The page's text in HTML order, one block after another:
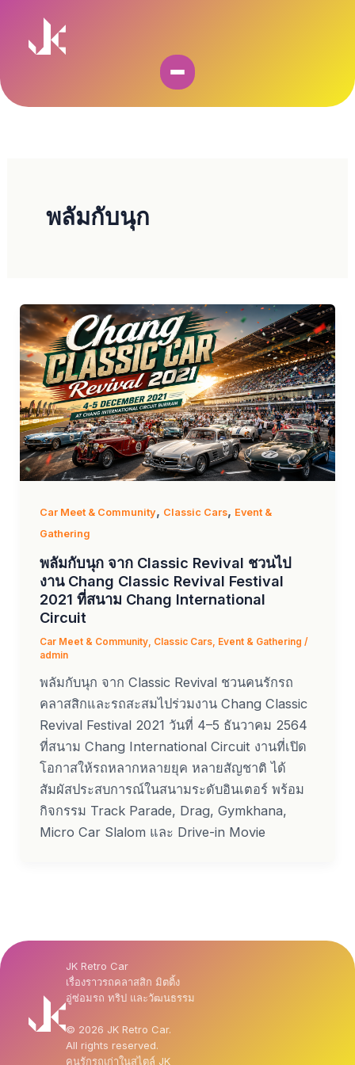
content
พลัมกับนุก
Car Meet & Community, Classic Cars, Event &
Gathering
พลัมกับนุก จาก Classic Revival ชวนไป
งาน Chang Classic Revival Festival
2021 ที่สนาม Chang International
Circuit
Car Meet & Community, Classic Cars, Event & Gathering /
admin
พลัมกับนุก จาก Classic Revival ชวนคนรักรถ
คลาสสิกและรถสะสมไปร่วมงาน Chang Classic
Revival Festival 2021 วันที่ 4–5 ธันวาคม 2564
ที่สนาม Chang International Circuit งานที่เปิด
โอกาสให้รถหลากหลายยุค หลายสัญชาติ ได้
สัมผัสประสบการณ์ในสนามระดับอินเตอร์ พร้อม
กิจกรรม Track Parade, Drag, Gymkhana,
Micro Car Slalom และ Drive-in Movie
JK Retro Car
เรื่องราวรถคลาสสิก มิตติ้ง
อู่ซ่อมรถ ทริป และวัฒนธรรม
© 2026 JK Retro Car.
All rights reserved.
คนรักรถเก่าในสไตล์ JK